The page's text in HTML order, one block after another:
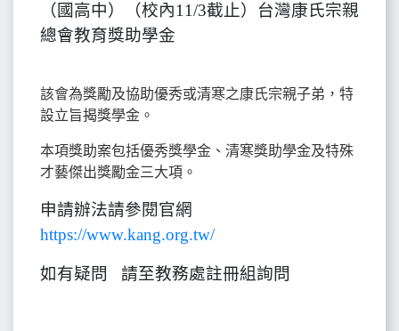
（國高中）（校內11/3截止）台灣康氏宗親
總會教育獎助學金
該會為獎勵及協助優秀或清寒之康氏宗親子弟，特
設立旨揭獎學金。
本項獎助案包括優秀獎學金、清寒獎助學金及特殊
才藝傑出獎勵金三大項。
申請辦法請參閱官網
https://www.kang.org.tw/
如有疑問 請至教務處註冊組詢問